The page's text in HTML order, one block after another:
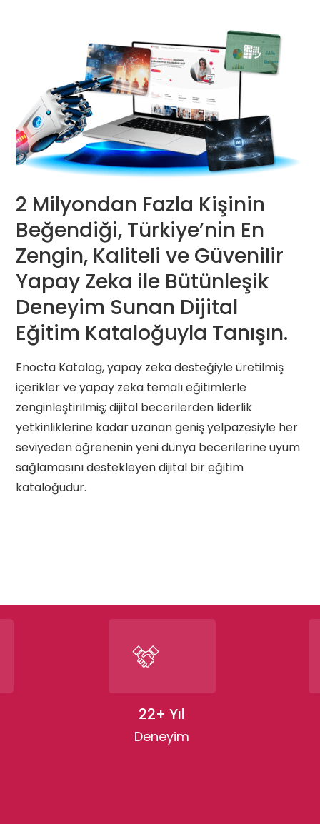
2 Milyondan Fazla Kişinin
Beğendiği, Türkiye’nin En
Zengin, Kaliteli ve Güvenilir
Yapay Zeka ile Bütünleşik
Deneyim Sunan Dijital
Eğitim Kataloğuyla Tanışın.
Enocta Katalog, yapay zeka desteğiyle üretilmiş
içerikler ve yapay zeka temalı eğitimlerle
zenginleştirilmiş; dijital becerilerden liderlik
yetkinliklerine kadar uzanan geniş yelpazesiyle her
seviyeden öğrenenin yeni dünya becerilerine uyum
sağlamasını destekleyen dijital bir eğitim
kataloğudur.
22+ Yıl
Deneyim